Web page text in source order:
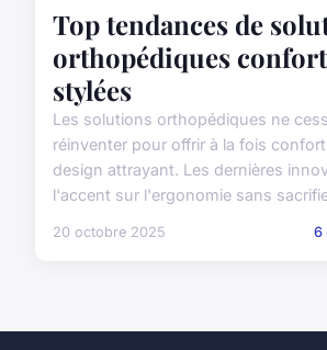
Top tendances de
orthopédiques
stylées
Les solutions orthopédiques ne
réinventer pour offrir à la fois
design attrayant. Les dernières
l'accent sur l'ergonomie sans
20 octobre 2025 6